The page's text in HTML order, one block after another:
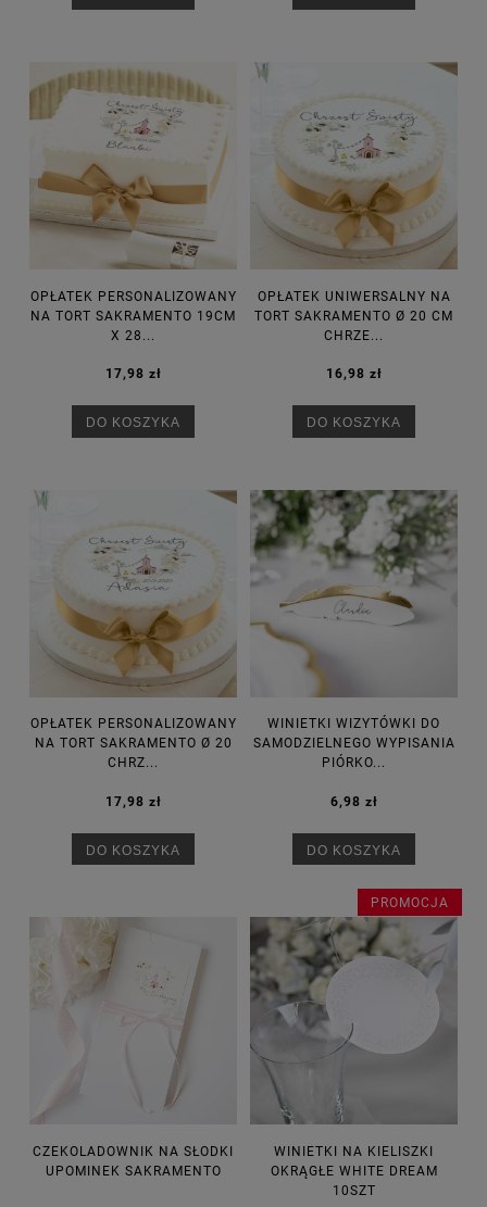
OPŁATEK PERSONALIZOWANY
NA TORT SAKRAMENTO 19CM
X 28...
17,98 zł
DO KOSZYKA
OPŁATEK UNIWERSALNY NA
TORT SAKRAMENTO Ø 20 CM
CHRZE...
16,98 zł
DO KOSZYKA
OPŁATEK PERSONALIZOWANY
NA TORT SAKRAMENTO Ø 20
CHRZ...
17,98 zł
DO KOSZYKA
WINIETKI WIZYTÓWKI DO
SAMODZIELNEGO WYPISANIA
PIÓRKO...
6,98 zł
DO KOSZYKA
CZEKOLADOWNIK NA SŁODKI
UPOMINEK SAKRAMENTO
WINIETKI NA KIELISZKI
OKRĄGŁE WHITE DREAM
10SZT
PROMOCJA